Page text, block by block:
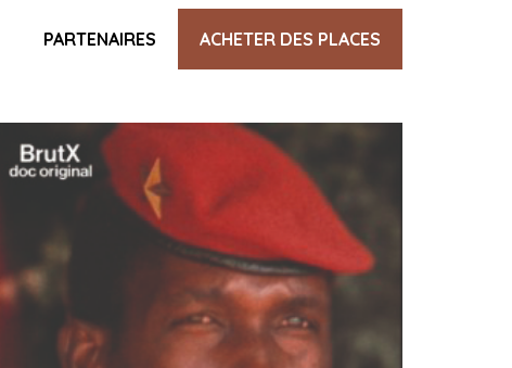
PARTENAIRES ACHETER DES PLACES
DÉCOLONISONS L’ÉCOLOGIE